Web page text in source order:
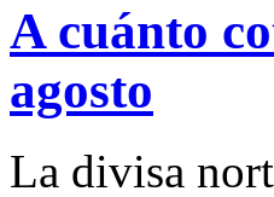
A cuánto
agosto
La divisa